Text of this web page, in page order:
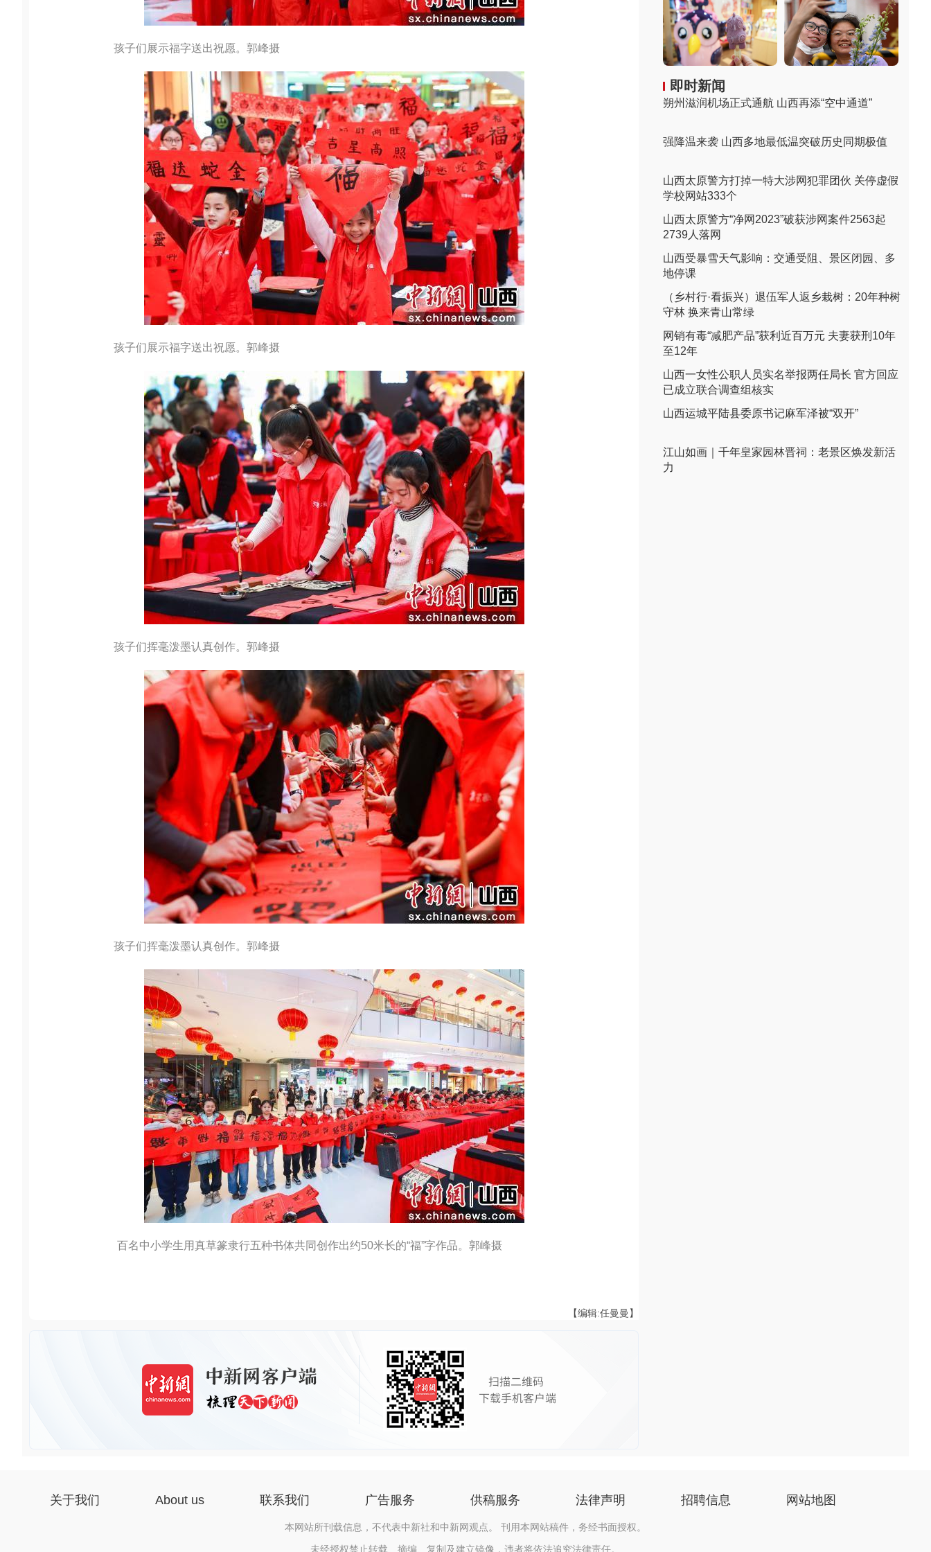
孩子们展示福字送出祝愿。郭峰摄
孩子们展示福字送出祝愿。郭峰摄
孩子们挥毫泼墨认真创作。郭峰摄
孩子们挥毫泼墨认真创作。郭峰摄
百名中小学生用真草篆隶行五种书体共同创作出约50米长的“福”字作品。郭峰摄
【编辑:任曼曼】
即时新闻
朔州滋润机场正式通航 山西再添“空中通道”
强降温来袭 山西多地最低温突破历史同期极值
山西太原警方打掉一特大涉网犯罪团伙 关停虚假
学校网站333个
山西太原警方“净网2023”破获涉网案件2563起
2739人落网
山西受暴雪天气影响：交通受阻、景区闭园、多
地停课
（乡村行·看振兴）退伍军人返乡栽树：20年种树
守林 换来青山常绿
网销有毒“减肥产品”获利近百万元 夫妻获刑10年
至12年
山西一女性公职人员实名举报两任局长 官方回应
已成立联合调查组核实
山西运城平陆县委原书记麻军泽被“双开”
江山如画｜千年皇家园林晋祠：老景区焕发新活
力
关于我们 About us 联系我们 广告服务 供稿服务 法律声明 招聘信息 网站地图
本网站所刊载信息，不代表中新社和中新网观点。 刊用本网站稿件，务经书面授权。
未经授权禁止转载、摘编、复制及建立镜像，违者将依法追究法律责任。